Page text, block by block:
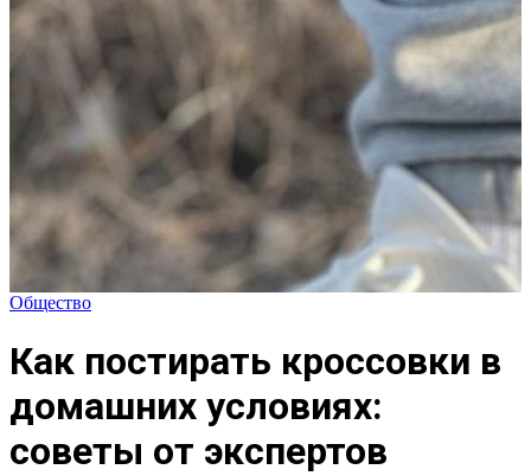
Общество
Как постирать кроссовки в
домашних условиях:
советы от экспертов